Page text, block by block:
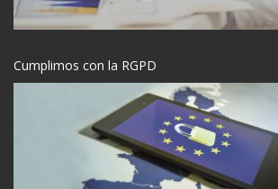
Cumplimos con la RGPD